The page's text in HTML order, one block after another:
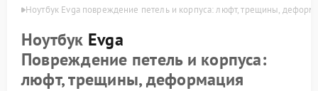
Ноутбук Evga повреждение петель и корпуса: люфт, трещины,
Ноутбук Evga
Повреждение петель и корпуса:
люфт, трещины, деформация